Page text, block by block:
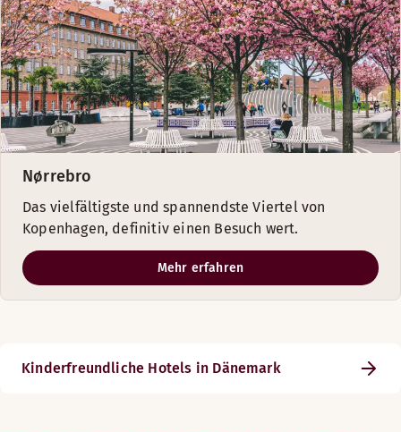
Nørrebro
Das vielfältigste und spannendste Viertel von
Kopenhagen, definitiv einen Besuch wert.
Mehr erfahren
Kinderfreundliche Hotels in Dänemark